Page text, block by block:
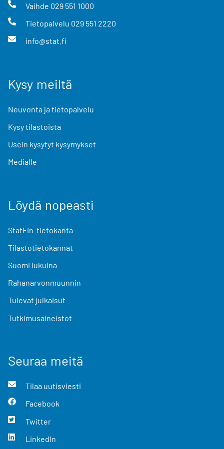
Vaihde 029 551 1000
Tietopalvelu 029 551 2220
info@stat.fi
Kysy meiltä
Neuvonta ja tietopalvelu
Kysy tilastoista
Usein kysytyt kysymykset
Medialle
Löydä nopeasti
StatFin-tietokanta
Tilastotietokannat
Suomi lukuina
Rahanarvonmuunnin
Tulevat julkaisut
Tutkimusaineistot
Seuraa meitä
Tilaa uutisviesti
Facebook
Twitter
LinkedIn